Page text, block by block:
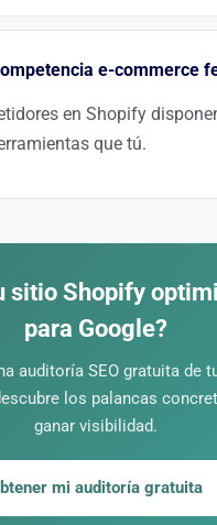
el content marketing es
editoriales de Shopify para
e-commerce
en Shopify
que tú.
se juega en la ejecución:
sitio Shopify
para Google?
auditoría SEO gratuita de
los palancas
ganar visibilidad.
mi auditoría gratuita